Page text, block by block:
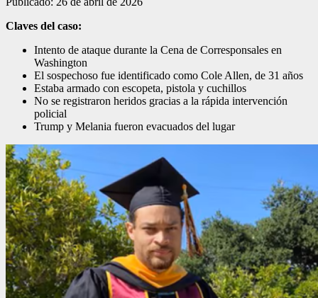
Claves del caso:
Intento de ataque durante la Cena de Corresponsales en
Washington
El sospechoso fue identificado como Cole Allen, de 31 años
Estaba armado con escopeta, pistola y cuchillos
No se registraron heridos gracias a la rápida intervención
policial
Trump y Melania fueron evacuados del lugar